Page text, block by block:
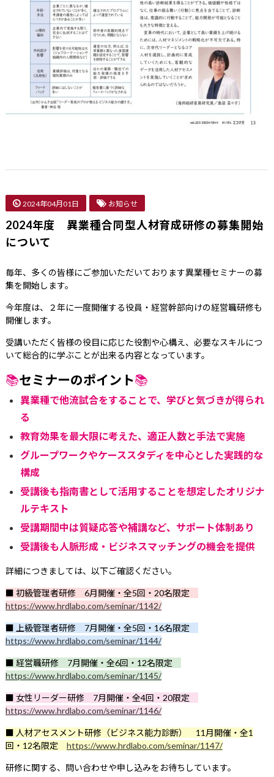
2024年04月01日 お知らせ
2024年度 異業種合同型人材育成研修の募集開始
について
毎年、多くの皆様にご参加いただいております異業種セミナーの募
集を開始します。
今年度は、２年に一度開催する役員・経営幹部向けの経営職研修も
開催します。
受講いただく皆様の役目に応じた役割や心構え、必要なスキルにつ
いて総合的に学ぶことが出来る内容となっています。
📚セミナーのポイント📚
異業種で他流試合をすることで、学びと気づきが得られ
る
教育効果を最大限に考えた、適正人数と手法で実施
グループワークやケーススタディを中心とした実践的な
構成
受講後も指南書として活用することを想定したオリジナ
ルテキスト
受講期間中は質疑応答や補講など、サポート体制あり
受講後も人脈形成・ビジネスマッチングの機会を提供
詳細につきましては、以下ご確認ください。
■ 初級管理者研修6月開催・全5回・20名限定
https://www.hrdlabo.com/seminar/1142/
■ 上級管理者研修 7月開催・全5回・16名限定
https://www.hrdlabo.com/seminar/1144/
■ 経営職研修 7月開催・全6回・12名限定
https://www.hrdlabo.com/seminar/1145/
■ 女性リーダー研修 7月開催・全4回・20限定
https://www.hrdlabo.com/seminar/1146/
■ 人材アセスメント研修（ビジネス能力診断） 11月開催・全1
回・12名限定 https://www.hrdlabo.com/seminar/1147/
研修に関する、問い合わせや申し込みをお待ちしています。